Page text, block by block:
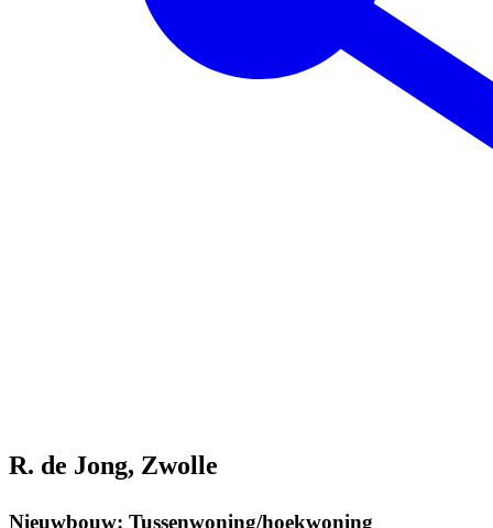
R. de Jong, Zwolle
Nieuwbouw: Tussenwoning/hoekwoning